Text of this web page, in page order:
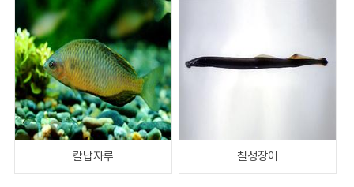
칼납자루 칠성장어